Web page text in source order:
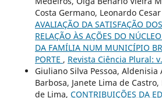
Costa Germano, Leonardo
AVALIAÇÃO DA SATISFAÇÃO
RELAÇÃO ÀS AÇÕES DO
DA FAMÍLIA NUM MUNICÍPIO
PORTE , Revista Ciência Plural:
Giuliano Silva Pessoa,
Barbosa, Janete Lima de
de Lima, CONTRIBUIÇÕES DA